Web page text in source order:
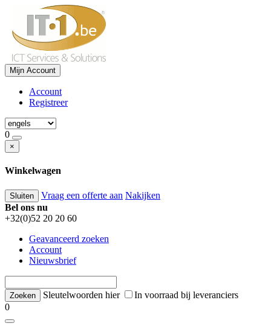
Mijn Account
Account
Registreer
0
×
Winkelwagen
Sluiten Vraag een offerte aan Nakijken
Bel ons nu
+32(0)52 20 20 60
Geavanceerd zoeken
Account
Nieuwsbrief
Sleutelwoorden hier
In voorraad bij leveranciers
0